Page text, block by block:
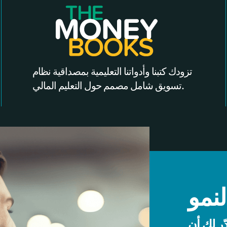
تزودك كتبنا وأدواتنا التعليمية بمصداقية نظام
تسويق شامل مصمم حول التعليم المالي.
لك أن